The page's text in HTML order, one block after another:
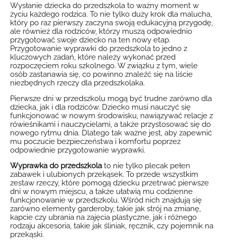
Wysłanie dziecka do przedszkola to ważny moment w
życiu każdego rodzica. To nie tylko duży krok dla malucha,
który po raz pierwszy zaczyna swoją edukacyjną przygodę,
ale również dla rodziców, którzy muszą odpowiednio
przygotować swoje dziecko na ten nowy etap.
Przygotowanie wyprawki do przedszkola to jedno z
kluczowych zadań, które należy wykonać przed
rozpoczęciem roku szkolnego. W związku z tym, wiele
osób zastanawia się, co powinno znaleźć się na liście
niezbędnych rzeczy dla przedszkolaka.
Pierwsze dni w przedszkolu mogą być trudne zarówno dla
dziecka, jak i dla rodziców. Dziecko musi nauczyć się
funkcjonować w nowym środowisku, nawiązywać relacje z
rówieśnikami i nauczycielami, a także przystosować się do
nowego rytmu dnia. Dlatego tak ważne jest, aby zapewnić
mu poczucie bezpieczeństwa i komfortu poprzez
odpowiednie przygotowanie wyprawki.
Wyprawka do przedszkola to nie tylko plecak pełen
zabawek i ulubionych przekąsek. To przede wszystkim
zestaw rzeczy, które pomogą dziecku przetrwać pierwsze
dni w nowym miejscu, a także ułatwią mu codzienne
funkcjonowanie w przedszkolu. Wśród nich znajdują się
zarówno elementy garderoby, takie jak strój na zmianę,
kapcie czy ubrania na zajęcia plastyczne, jak i różnego
rodzaju akcesoria, takie jak śliniak, ręcznik, czy pojemnik na
przekąski.